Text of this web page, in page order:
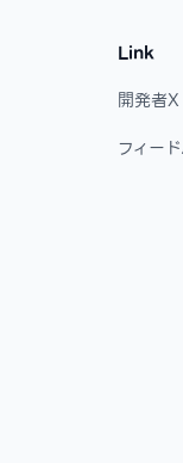
Link
開発者X
フィー